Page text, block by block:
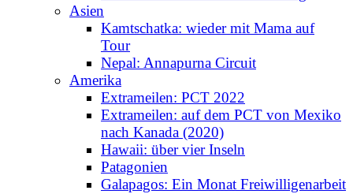
Asien
Kamtschatka: wieder mit Mama auf
Tour
Nepal: Annapurna Circuit
Amerika
Extrameilen: PCT 2022
Extrameilen: auf dem PCT von Mexiko
nach Kanada (2020)
Hawaii: über vier Inseln
Patagonien
Galapagos: Ein Monat Freiwilligenarbeit